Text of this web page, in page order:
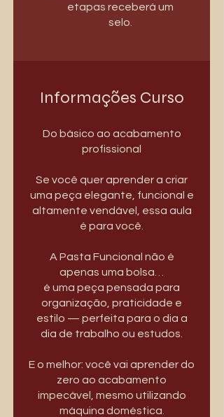
etapas receberá um
selo.
Informações Curso
Do básico ao acabamento
profissional
Se você quer aprender a criar
uma peça elegante, funcional e
altamente vendável, essa aula
é para você.
A Pasta Funcional não é
apenas uma bolsa…
é uma peça pensada para
organização, praticidade e
estilo — perfeita para o dia a
dia de trabalho ou estudos.
E o melhor: você vai aprender do
zero ao acabamento
impecável, mesmo utilizando
máquina doméstica.